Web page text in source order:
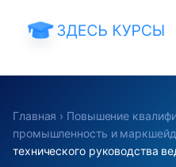
Главная › Повышение
промышленность и
технического руководства